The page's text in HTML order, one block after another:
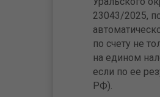
23043/2025,
по счету не
на едином
если по ее
РФ).